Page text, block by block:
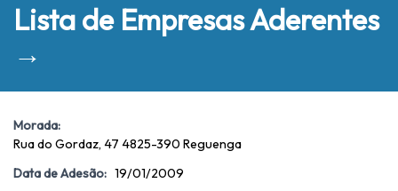
Lista de Empresas Aderentes
→
Morada:
Rua do Gordaz, 47 4825-390 Reguenga
Data de Adesão: 19/01/2009